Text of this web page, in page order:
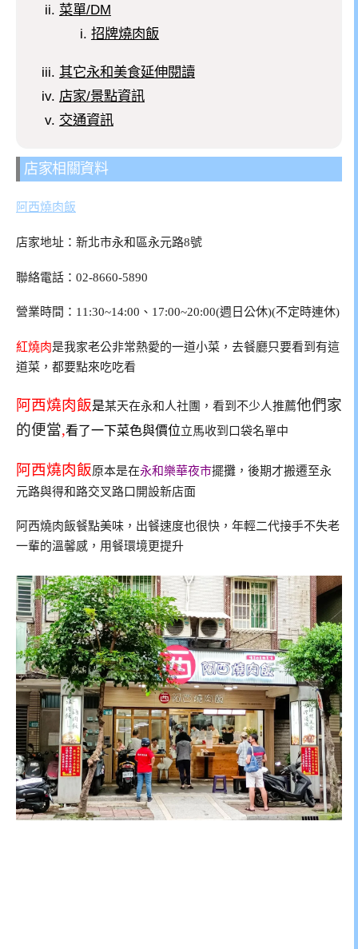
菜單/DM
招牌燒肉飯
其它永和美食延伸閱讀
店家/景點資訊
交通資訊
店家相關資料
阿西燒肉飯
店家地址：新北市永和區永元路8號
聯絡電話：02-8660-5890
營業時間：11:30~14:00、17:00~20:00(週日公休)(不定時連休)
紅燒肉是我家老公非常熱愛的一道小菜，去餐廳只要看到有這
道菜，都要點來吃吃看
阿西燒肉飯是某天在永和人社團，看到不少人推薦他們家
的便當,看了一下菜色與價位立馬收到口袋名單中
阿西燒肉飯原本是在永和樂華夜市擺攤，後期才搬遷至永
元路與得和路交叉路口開設新店面
阿西燒肉飯餐點美味，出餐速度也很快，年輕二代接手不失老
一輩的溫馨感，用餐環境更提升